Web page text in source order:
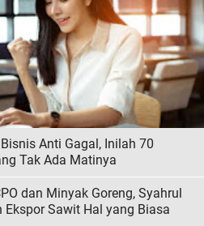
Anti Gagal, Inilah 70
Tak Ada Matinya
dan Minyak Goreng, Syahrul
Ekspor Sawit Hal yang Biasa